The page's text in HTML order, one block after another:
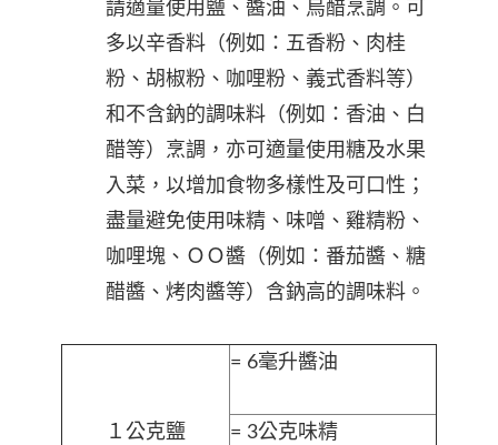
請適量使用鹽、醬油、烏醋烹調。可
多以辛香料（例如：五香粉、肉桂
粉、胡椒粉、咖哩粉、義式香料等）
和不含鈉的調味料（例如：香油、白
醋等）烹調，亦可適量使用糖及水果
入菜，以增加食物多樣性及可口性；
盡量避免使用味精、味噌、雞精粉、
咖哩塊、ＯＯ醬（例如：番茄醬、糖
醋醬、烤肉醬等）含鈉高的調味料。
１公克鹽
= 6毫升醬油
= 3公克味精